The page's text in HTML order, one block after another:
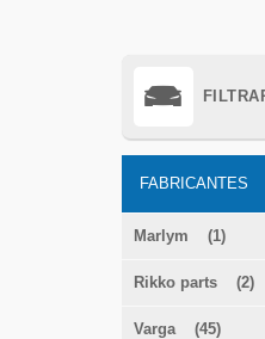
FABRICANTES
Marlym (1)
Rikko parts (2)
Varga (45)